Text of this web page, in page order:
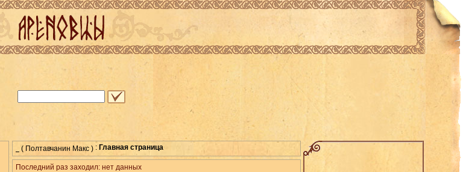
( Полтавчанин Макс ) : Главная страница
Последний раз заходил: нет данных